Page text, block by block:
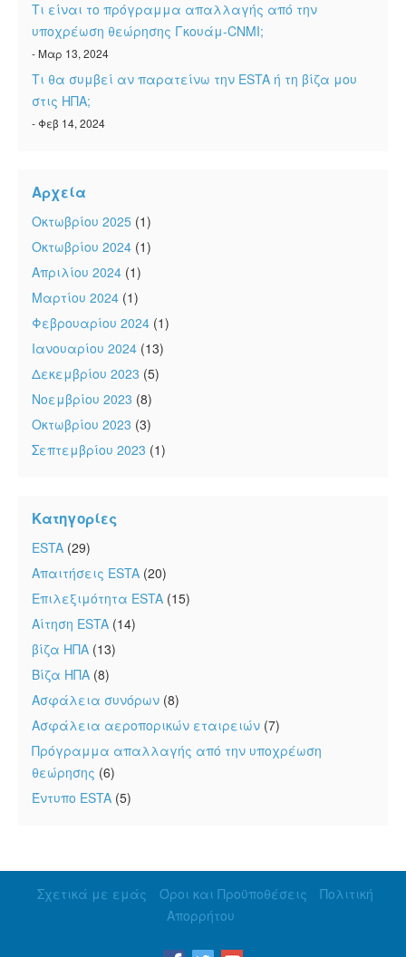
Τι είναι το πρόγραμμα απαλλαγής από την
υποχρέωση θεώρησης Γκουάμ-CNMI;
- Μαρ 13, 2024
Τι θα συμβεί αν παρατείνω την ESTA ή τη βίζα μου
στις ΗΠΑ;
- Φεβ 14, 2024
Αρχεία
Οκτωβρίου 2025 (1)
Οκτωβρίου 2024 (1)
Απριλίου 2024 (1)
Μαρτίου 2024 (1)
Φεβρουαρίου 2024 (1)
Ιανουαρίου 2024 (13)
Δεκεμβρίου 2023 (5)
Νοεμβρίου 2023 (8)
Οκτωβρίου 2023 (3)
Σεπτεμβρίου 2023 (1)
Κατηγορίες
ESTA (29)
Απαιτήσεις ESTA (20)
Επιλεξιμότητα ESTA (15)
Αίτηση ESTA (14)
βίζα ΗΠΑ (13)
Βίζα ΗΠΑ (8)
Ασφάλεια συνόρων (8)
Ασφάλεια αεροπορικών εταιρειών (7)
Πρόγραμμα απαλλαγής από την υποχρέωση
θεώρησης (6)
Έντυπο ESTA (5)
Σχετικά με εμάς Όροι και Προϋποθέσεις
Πολιτική
Απορρήτου